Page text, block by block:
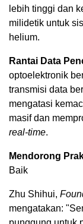
lebih tinggi dan
milidetik untuk
helium.
Rantai Data
optoelektronik
transmisi data
mengatasi
masif dan
real-time.
Mendorong
Baik
Zhu Shihui,
mengatakan: